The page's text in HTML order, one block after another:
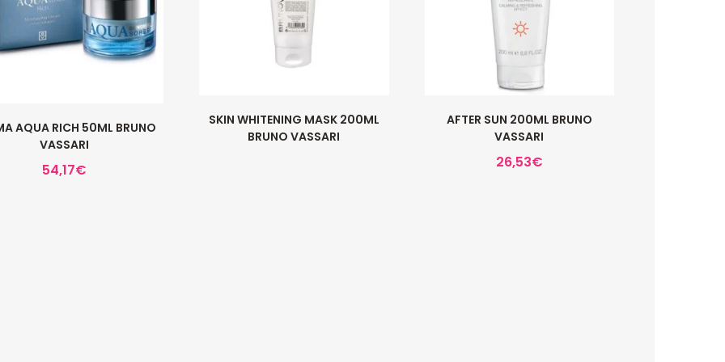
AQUA RICH 50ML BRUNO
VASSARI
54,17€
SKIN WHITENING MASK 200ML
BRUNO VASSARI
AFTER SUN 200ML BRUNO
VASSARI
26,53€